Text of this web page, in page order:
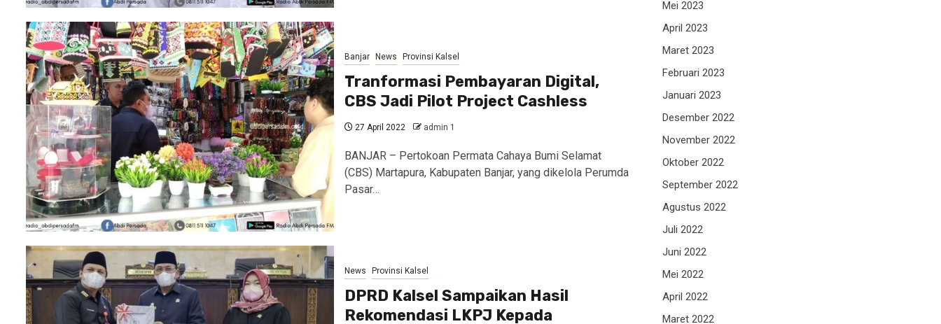
Banjar News Provinsi Kalsel
Tranformasi Pembayaran Digital,
CBS Jadi Pilot Project Cashless
27 April 2022 admin 1
BANJAR – Pertokoan Permata Cahaya Bumi Selamat
(CBS) Martapura, Kabupaten Banjar, yang dikelola Perumda
Pasar…
News Provinsi Kalsel
DPRD Kalsel Sampaikan Hasil
Rekomendasi LKPJ Kepada
Mei 2023
April 2023
Maret 2023
Februari 2023
Januari 2023
Desember 2022
November 2022
Oktober 2022
September 2022
Agustus 2022
Juli 2022
Juni 2022
Mei 2022
April 2022
Maret 2022